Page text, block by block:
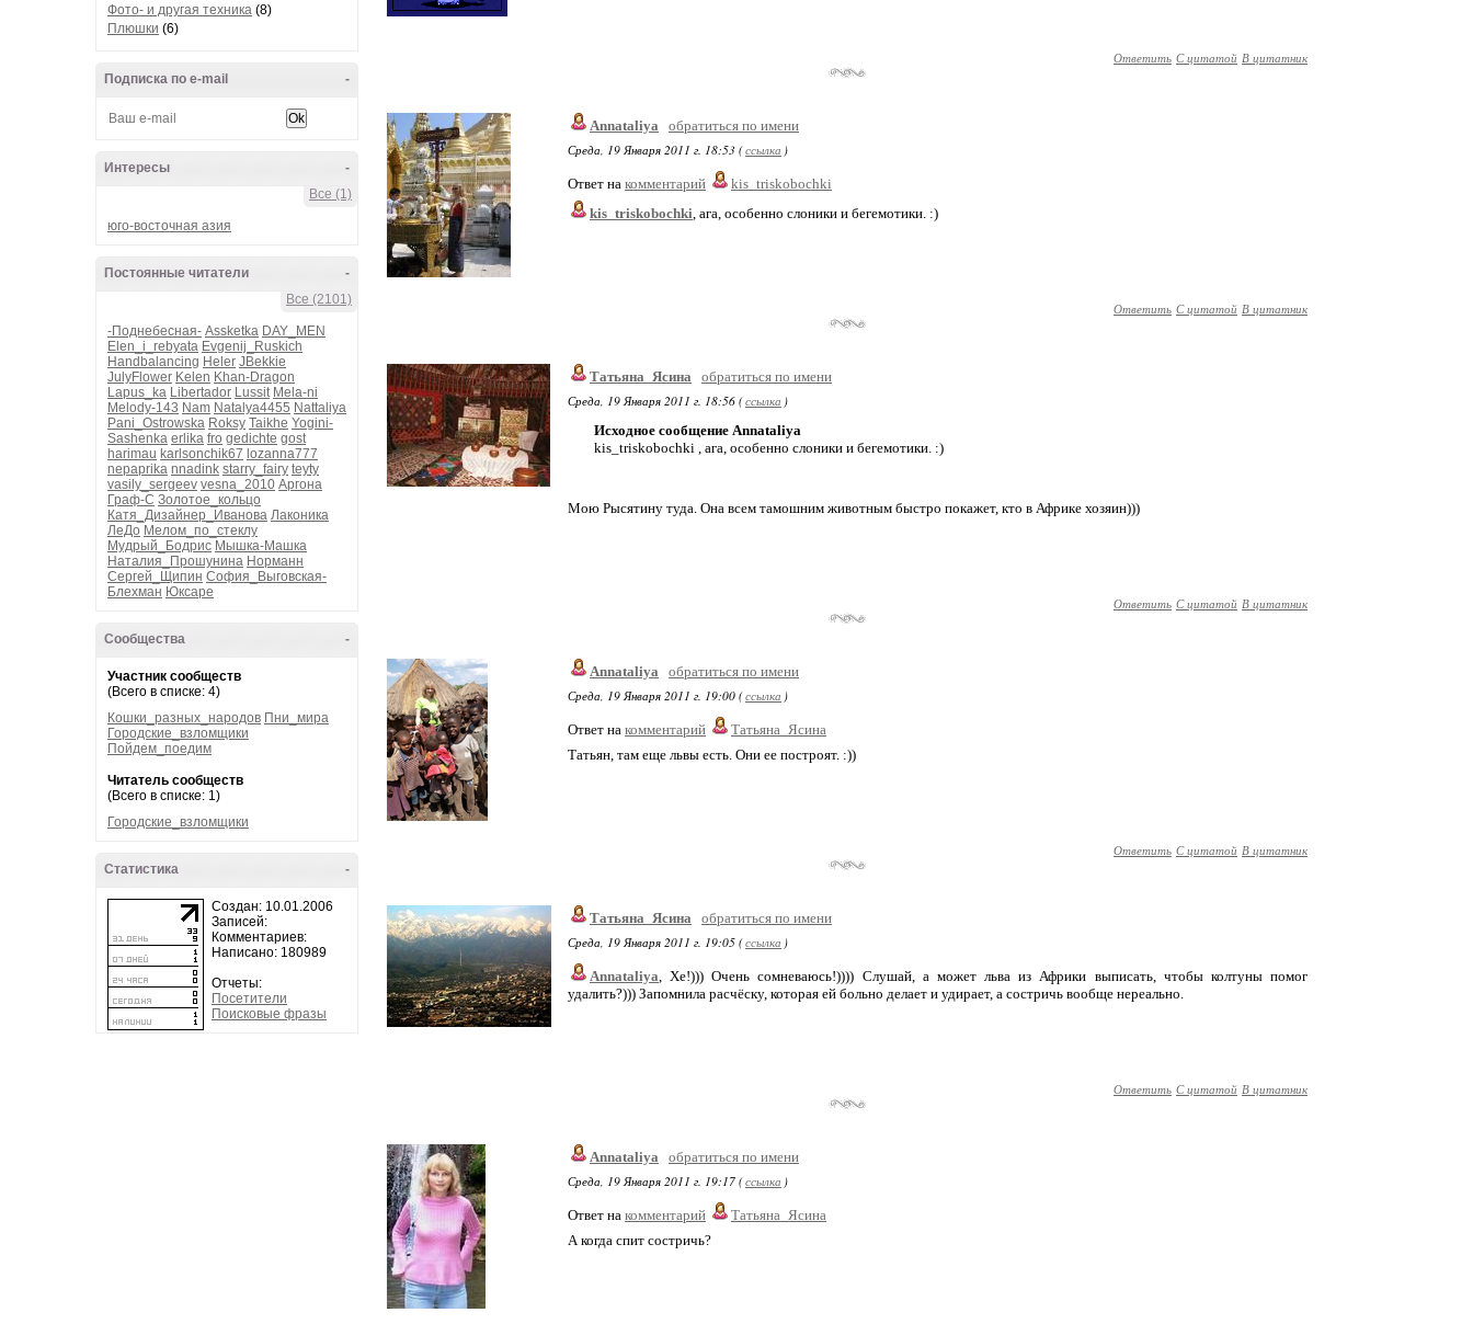
Фото- и другая техника (8)
Плюшки (6)
-
Подписка по e-mail
-
Интересы
Все (1)
юго-восточная азия
-
Постоянные читатели
Все (2101)
-Поднебесная- Assketka DAY_MEN
Elen_i_rebyata Evgenij_Ruskich
Handbalancing Heler JBekkie
JulyFlower Kelen Khan-Dragon
Lapus_ka Libertador Lussit Mela-ni
Melody-143 Nam Natalya4455 Nattaliya
Pani_Ostrowska Roksy Taikhe Yogini-
Sashenka erlika fro gedichte gost
harimau karlsonchik67 lozanna777
nepaprika nnadink starry_fairy teyty
vasily_sergeev vesna_2010 Аргона
Граф-С Золотое_кольцо
Катя_Дизайнер_Иванова Лаконика
ЛеДо Мелом_по_стеклу
Мудрый_Бодрис Мышка-Машка
Наталия_Прошунина Норманн
Сергей_Щипин София_Выговская-
Блехман Юксаре
-
Сообщества
Участник сообществ
(Всего в списке: 4)
Кошки_разных_народов Пни_мира
Городские_взломщики
Пойдем_поедим
Читатель сообществ
(Всего в списке: 1)
Городские_взломщики
-
Статистика
Создан: 10.01.2006
Записей:
Комментариев:
Написано: 180989
Отчеты:
Посетители
Поисковые фразы
Ответить С цитатой В цитатник
Annataliya
обратиться по имени
Среда, 19 Января 2011 г. 18:53 (ссылка )
Ответ на комментарий
kis_triskobochki
kis_triskobochki, ага, особенно слоники и бегемотики. :)
Ответить С цитатой В цитатник
Татьяна_Ясина
обратиться по имени
Среда, 19 Января 2011 г. 18:56 (ссылка )
Исходное сообщение Annataliya
kis_triskobochki , ага, особенно слоники и бегемотики. :)
Мою Рысятину туда. Она всем тамошним животным быстро покажет, кто в Африке хозяин)))
Ответить С цитатой В цитатник
Annataliya
обратиться по имени
Среда, 19 Января 2011 г. 19:00 (ссылка )
Ответ на комментарий
Татьяна_Ясина
Татьян, там еще львы есть. Они ее построят. :))
Ответить С цитатой В цитатник
Татьяна_Ясина
обратиться по имени
Среда, 19 Января 2011 г. 19:05 (ссылка )
Annataliya, Хе!))) Очень сомневаюсь!)))) Слушай, а может льва из Африки выписать, чтобы колтуны помог
удалить?))) Запомнила расчёску, которая ей больно делает и удирает, а состричь вообще нереально.
Ответить С цитатой В цитатник
Annataliya
обратиться по имени
Среда, 19 Января 2011 г. 19:17 (ссылка )
Ответ на комментарий
Татьяна_Ясина
А когда спит состричь?